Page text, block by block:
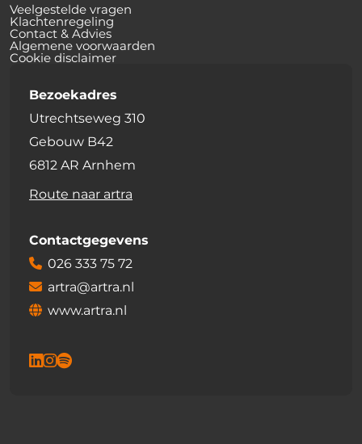
Veelgestelde vragen
Klachtenregeling
Contact & Advies
Algemene voorwaarden
Cookie disclaimer
Bezoekadres
Utrechtseweg 310
Gebouw B42
6812 AR Arnhem
Route naar artra
Contactgegevens
026 333 75 72
artra@artra.nl
www.artra.nl